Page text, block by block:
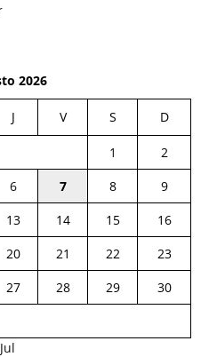
2026
J V S D
1
2
6 7 8
9
13 14 15
16
20 21 22
23
27 28 29
30